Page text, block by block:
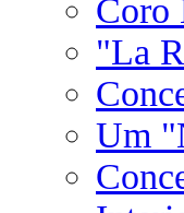
Coro
"La
Um